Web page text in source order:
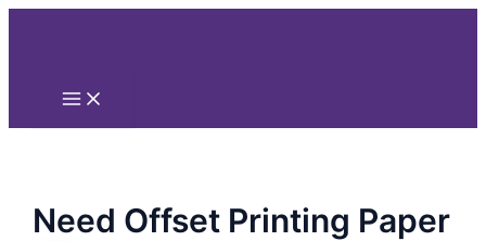
Nhảy
Main
Need Offset Printing Paper